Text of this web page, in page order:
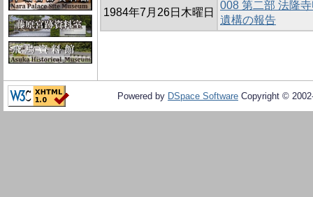
1984年7月26日木曜日
008 第二部 法隆
遺構の報告
Powered by DSpace Software Copyright ©